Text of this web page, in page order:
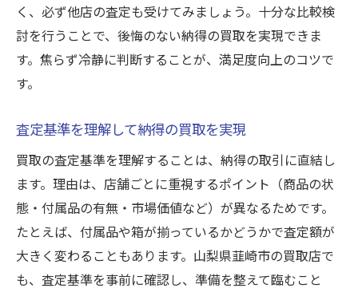
く、必ず他店の査定も受けてみましょう。十分な比較検
討を行うことで、後悔のない納得の買取を実現できま
す。焦らず冷静に判断することが、満足度向上のコツで
す。
査定基準を理解して納得の買取を実現
買取の査定基準を理解することは、納得の取引に直結し
ます。理由は、店舗ごとに重視するポイント（商品の状
態・付属品の有無・市場価値など）が異なるためです。
たとえば、付属品や箱が揃っているかどうかで査定額が
大きく変わることもあります。山梨県韮崎市の買取店で
も、査定基準を事前に確認し、準備を整えて臨むこと